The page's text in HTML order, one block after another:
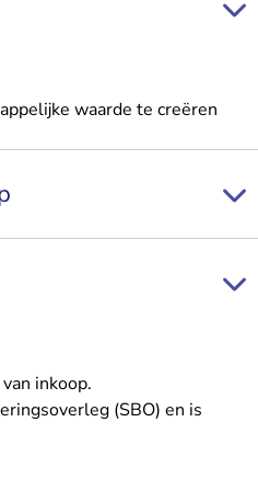
waarde te creëren
inkoop.
(SBO) en is